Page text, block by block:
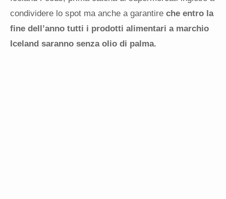
condividere lo spot ma anche a garantire che entro la
fine dell’anno tutti i prodotti alimentari a marchio
Iceland saranno senza olio di palma.